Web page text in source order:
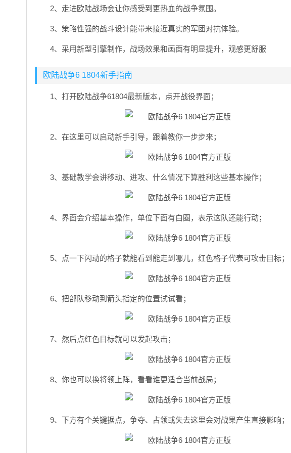
2、走进欧陆战场会让你感受到更热血的战争氛围。
3、策略性强的战斗设计能带来接近真实的军团对抗体验。
4、采用新型引擎制作，战场效果和画面有明显提升，观感更舒服
欧陆战争6 1804新手指南
1、打开欧陆战争61804最新版本，点开战役界面；
2、在这里可以启动新手引导，跟着教你一步步来；
3、基础教学会讲移动、进攻、什么情况下算胜利这些基本操作；
4、界面会介绍基本操作，单位下面有白圈，表示这队还能行动；
5、点一下闪动的格子就能看到能走到哪儿，红色格子代表可攻击目标；
6、把部队移动到箭头指定的位置试试看；
7、然后点红色目标就可以发起攻击；
8、你也可以换将领上阵，看看谁更适合当前战局；
9、下方有个关键据点，争夺、占领或失去这里会对战果产生直接影响；